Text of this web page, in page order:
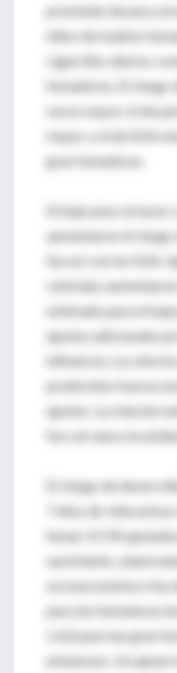
promedio de peso al
niños de madres
cigarrillos diarios
fumadoras. El riesgo
veces mayor, el de
mayor y el de SGA
gran fumadoras.
El bajo peso al
aumentaron el riesgo
fue así con los SGA.
centrales
estimado para el
ajustes adicionales
influencia. Los
pretérmino fueron
ajustes. La relación
fue cercana a la
El riesgo de
7 años de vida
fumar. El OR
nacimiento, edad
socioeconómico fue
para las fumadoras
1.62) para las gran
embarazo. Un ajuste